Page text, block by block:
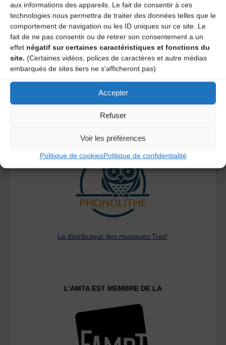
aux informations des appareils. Le fait de consentir à ces
technologies nous permettra de traiter des données telles que le
comportement de navigation ou les ID uniques sur ce site. Le
fait de ne pas consentir ou de retirer son consentement a un
effet négatif sur certaines caractéristiques et fonctions du
site. (Certaines vidéos, polices de caractères et autre médias
embarqués de sites tiers ne s'afficheront pas)
Accepter
Refuser
Voir les préférences
Politique de cookiesPolitique de confidentialité
Ce site utilise Akismet pour réduire les indésirables.En
savoir plus sur la façon dont les données de vos
commentaires sont traitées.
Le distributeur des musiques Trad'
L’AMTA EST MEMBRE DE LA